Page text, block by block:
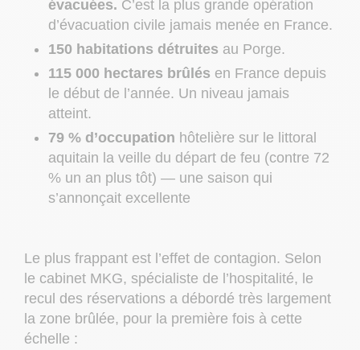
évacuées. C’est la plus grande opération
d’évacuation civile jamais menée en France.
150 habitations détruites au Porge.
115 000 hectares brûlés en France depuis
le début de l’année. Un niveau jamais
atteint.
79 % d’occupation hôtelière sur le littoral
aquitain la veille du départ de feu (contre 72
% un an plus tôt) — une saison qui
s’annonçait excellente
Le plus frappant est l’effet de contagion. Selon
le cabinet MKG, spécialiste de l’hospitalité, le
recul des réservations a débordé très largement
la zone brûlée, pour la première fois à cette
échelle :